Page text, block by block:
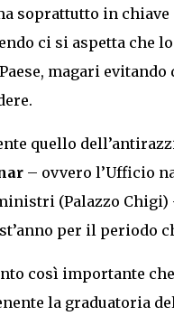
soprattutto in
ci si aspetta che
magari
quello
– ovvero l’Ufficio
(Palazzo Chigi)
per il periodo
così importante
la graduatoria